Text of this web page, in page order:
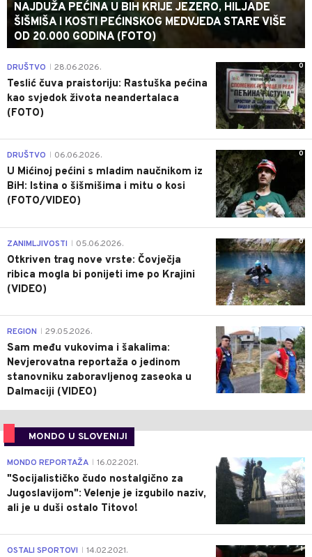
NAJDUŽA PEĆINA U BIH KRIJE JEZERO, HILJADE
ŠIŠMIŠA I KOSTI PEĆINSKOG MEDVJEDA STARE VIŠE
OD 20.000 GODINA (FOTO)
0
DRUŠTVO 28.06.2026.
Teslić čuva praistoriju: Rastuška pećina
kao svjedok života neandertalaca
(FOTO)
0
DRUŠTVO 06.06.2026.
U Mićinoj pećini s mladim naučnikom iz
BiH: Istina o šišmišima i mitu o kosi
(FOTO/VIDEO)
0
ZANIMLJIVOSTI 05.06.2026.
Otkriven trag nove vrste: Čovječja
ribica mogla bi ponijeti ime po Krajini
(VIDEO)
0
REGION 29.05.2026.
Sam među vukovima i šakalima:
Nevjerovatna reportaža o jedinom
stanovniku zaboravljenog zaseoka u
Dalmaciji (VIDEO)
MONDO U SLOVENIJI
4
MONDO REPORTAŽA 16.02.2021.
"Socijalističko čudo nostalgično za
Jugoslavijom": Velenje je izgubilo naziv,
ali je u duši ostalo Titovo!
1
OSTALI SPORTOVI 14.02.2021.